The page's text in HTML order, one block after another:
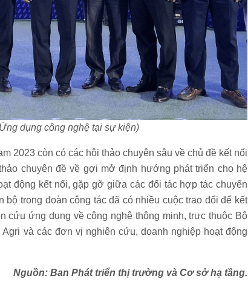
dụng công nghệ tại sự kiện)
2023 còn có các hội thảo chuyên sâu về chủ đề kết nối
chuyên đề về gợi mở định hướng phát triển cho hệ
động kết nối, gặp gỡ giữa các đối tác hợp tác chuyển
trong đoàn công tác đã có nhiều cuộc trao đổi để kết
cứu ứng dụng về công nghệ thông minh, trực thuộc Bộ
và các đơn vị nghiên cứu, doanh nghiệp hoạt động
Nguồn: Ban Phát triển thị trường và Cơ sở hạ tầng.